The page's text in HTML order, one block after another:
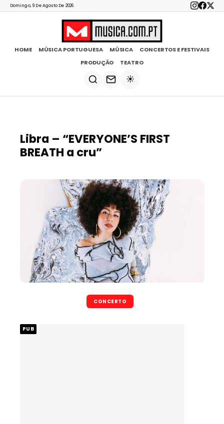
Domingo, 9 De Agosto De 2026
HOME MÚSICA PORTUGUESA MÚSICA
CONCERTOS E FESTIVAIS
PRODUÇÃO
TEATRO
☀️
Libra – “EVERYONE’S FIRST
BREATH a cru”
CONCERTO
PUB